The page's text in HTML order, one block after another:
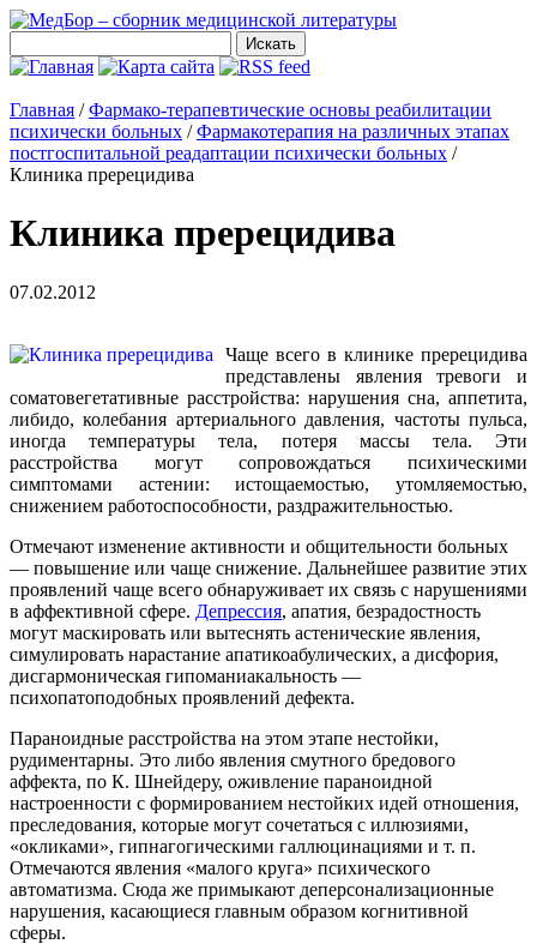
Главная /Фармако-терапевтические основы реабилитации
психически больных /Фармакотерапия на различных этапах
постгоспитальной реадаптации психически больных /
Клиника пререцидива
Клиника пререцидива
07.02.2012
Чаще всего в клинике пререцидива
представлены явления тревоги и
соматовегетативные расстройства: нарушения сна, аппетита,
либидо, колебания артериального давления, частоты пульса,
иногда температуры тела, потеря массы тела. Эти
расстройства могут сопровождаться психическими
симптомами астении: истощаемостью, утомляемостью,
снижением работоспособности, раздражительностью.
Отмечают изменение активности и общительности больных
— повышение или чаще снижение. Дальнейшее развитие этих
проявлений чаще всего обнаруживает их связь с нарушениями
в аффективной сфере. Депрессия, апатия, безрадостность
могут маскировать или вытеснять астенические явления,
симулировать нарастание апатикоабулических, а дисфория,
дисгармоническая гипоманиакальность —
психопатоподобных проявлений дефекта.
Параноидные расстройства на этом этапе нестойки,
рудиментарны. Это либо явления смутного бредового
аффекта, по К. Шнейдеру, оживление параноидной
настроенности с формированием нестойких идей отношения,
преследования, которые могут сочетаться с иллюзиями,
«окликами», гипнагогическими галлюцинациями и т. п.
Отмечаются явления «малого круга» психического
автоматизма. Сюда же примыкают деперсонализационные
нарушения, касающиеся главным образом когнитивной
сферы.